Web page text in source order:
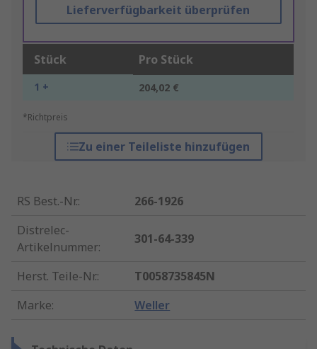
Lieferverfügbarkeit überprüfen
Stück Pro Stück
1 + 204,02 €
*Richtpreis
Zu einer Teileliste hinzufügen
RS Best.-Nr.:
266-1926
Distrelec-
Artikelnummer:
301-64-339
Herst. Teile-Nr.:
T0058735845N
Marke: Weller